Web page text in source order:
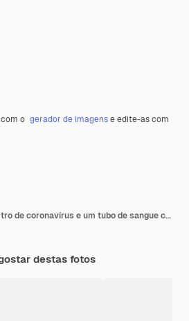
o gerador de imagense edite-as com
Formulário de registro de coronavírus e um tubo de sangue com máscara facial
destas fotos